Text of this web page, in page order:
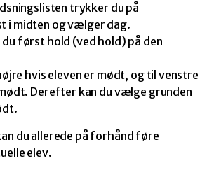
trykker du på
i midten og vælger dag.
først hold (ved hold) på den
hvis eleven er mødt, og til venstre
Derefter kan du vælge grunden
du allerede på forhånd føre
elev.